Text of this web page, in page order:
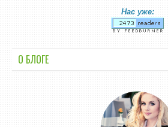
Нас уже:
О БЛОГЕ